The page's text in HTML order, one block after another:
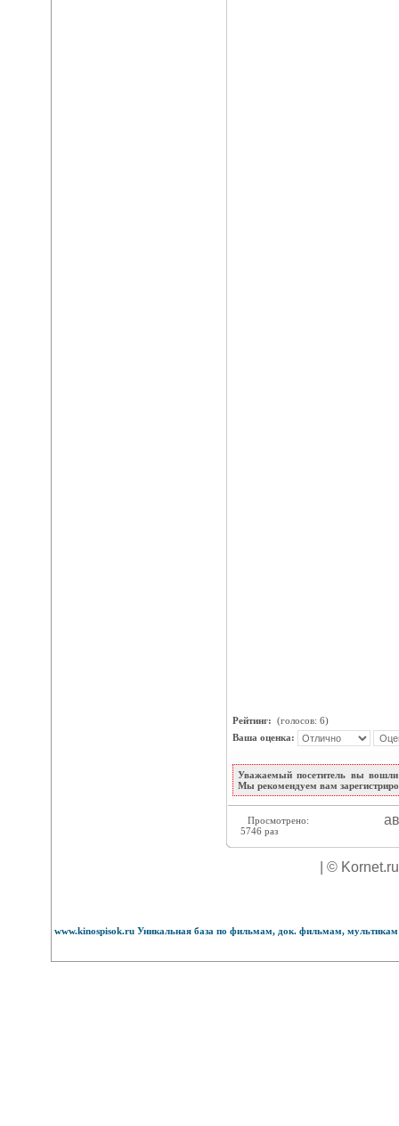
Рейтинг: (голосов: 6)
Ваша оценка:
Уважаемый посетитель вы вошли
Мы рекомендуем вам
Просмотрено:
5746 раз
| ©
www.kinospisok.ru Уникальная база по фильмам, док. фильмам,